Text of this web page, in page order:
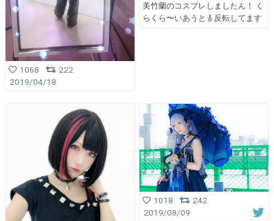
1068
222
2019/04/18
美竹蘭のコスプレしましたん！ く
らくら〜いあうと🎸反転してます
1018
242
2019/08/09